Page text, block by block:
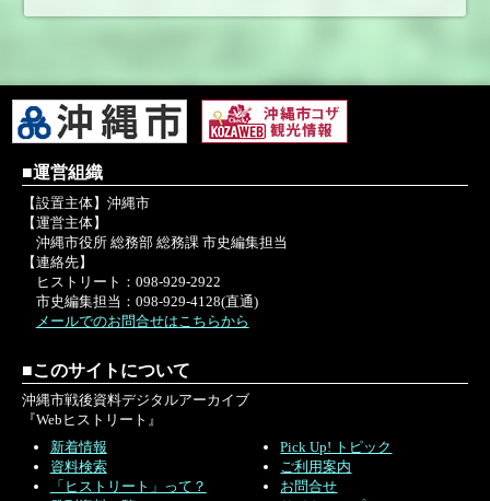
■運営組織
【設置主体】沖縄市
【運営主体】
沖縄市役所 総務部 総務課 市史編集担当
【連絡先】
ヒストリート：098-929-2922
市史編集担当：098-929-4128(直通)
メールでのお問合せはこちらから
■このサイトについて
沖縄市戦後資料デジタルアーカイブ
『Webヒストリート』
新着情報
資料検索
「ヒストリート」って？
Pick Up! トピック
ご利用案内
お問合せ